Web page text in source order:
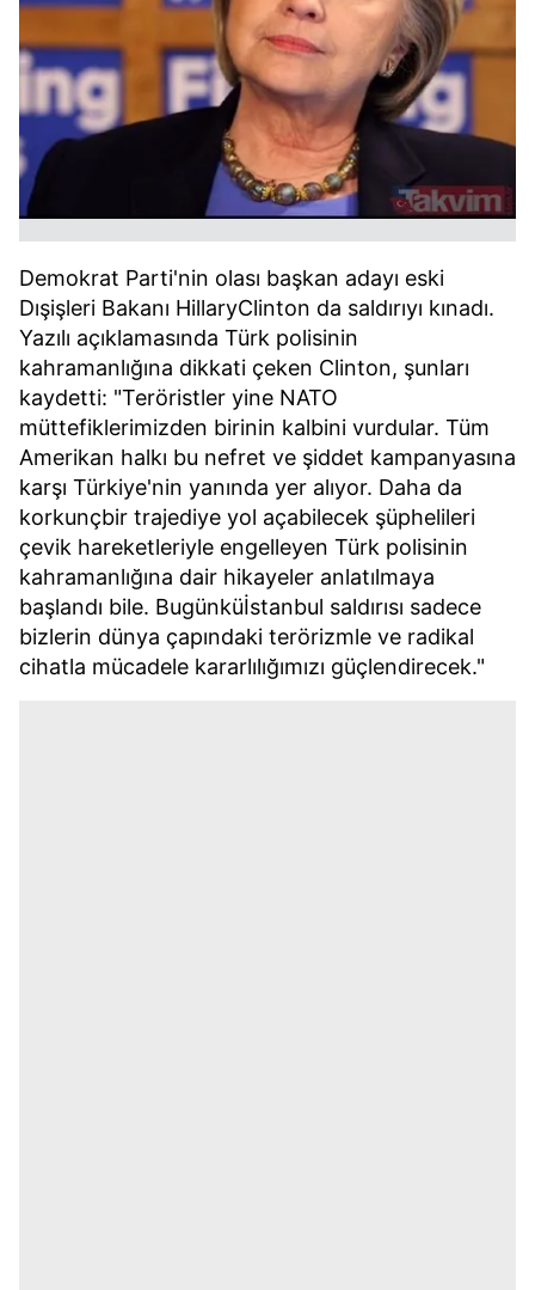
Demokrat Parti'nin olası başkan adayı eski
Dışişleri Bakanı HillaryClinton da saldırıyı kınadı.
Yazılı açıklamasında Türk polisinin
kahramanlığına dikkati çeken Clinton, şunları
kaydetti: "Teröristler yine NATO
müttefiklerimizden birinin kalbini vurdular. Tüm
Amerikan halkı bu nefret ve şiddet kampanyasına
karşı Türkiye'nin yanında yer alıyor. Daha da
korkunçbir trajediye yol açabilecek şüphelileri
çevik hareketleriyle engelleyen Türk polisinin
kahramanlığına dair hikayeler anlatılmaya
başlandı bile. Bugünküİstanbul saldırısı sadece
bizlerin dünya çapındaki terörizmle ve radikal
cihatla mücadele kararlılığımızı güçlendirecek."